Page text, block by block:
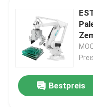
Bestpreis